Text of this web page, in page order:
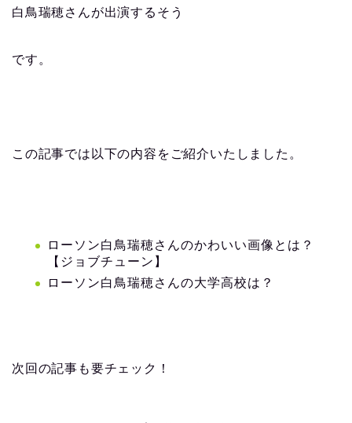
白鳥瑞穂さんが出演するそう
です。
この記事では以下の内容をご紹介いたしました。
ローソン白鳥瑞穂さんのかわいい画像とは？
【ジョブチューン】
ローソン白鳥瑞穂さんの大学高校は？
次回の記事も要チェック！